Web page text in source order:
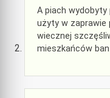
A piach
użyty w zaprawie
wiecznej
mieszkańców